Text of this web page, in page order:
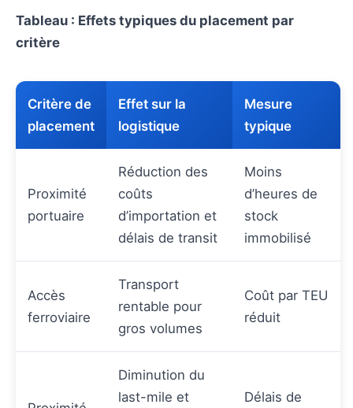
Tableau : Effets typiques du placement par
critère
Critère de
placement
Effet sur la
logistique
Mesure
typique
Proximité
portuaire
Réduction des
coûts
d’importation et
délais de transit
Moins
d’heures de
stock
immobilisé
Accès
ferroviaire
Transport
rentable pour
gros volumes
Coût par TEU
réduit
Diminution du
last-mile et
Délais de